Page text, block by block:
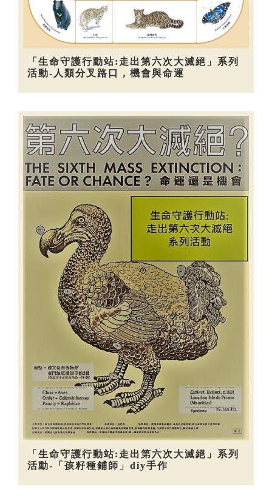
「生命守護行動站:走出第六次大滅絕」系列
活動-人類分叉路口，機會與命運
「生命守護行動站:走出第六次大滅絕」系列
活動-「孩籽種鋪師」diy手作